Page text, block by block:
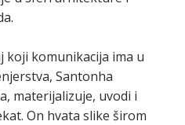
koji komunikacija ima u
Santonha
materijalizuje, uvodi i
On hvata slike širom